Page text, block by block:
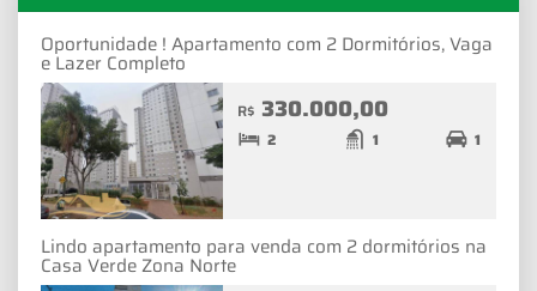
Oportunidade ! Apartamento com 2 Dormitórios, Vaga
e Lazer Completo
R$ 330.000,00
2 1 1
Lindo apartamento para venda com 2 dormitórios na
Casa Verde Zona Norte